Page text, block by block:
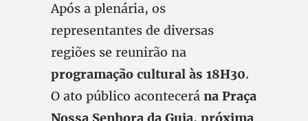
Após a plenária, os
representantes de diversas
regiões se reunirão na
programação cultural às 18H30.
O ato público acontecerá na Praça